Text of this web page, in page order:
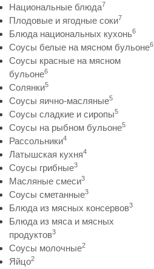
Национальные блюда7
Плодовые и ягодные соки7
Блюда национальных кухонь6
Соусы белые на мясном бульоне6
Соусы красные на мясном
бульоне6
Солянки5
Соусы яично-масляные5
Соусы сладкие и сиропы5
Соусы на рыбном бульоне5
Рассольники4
Латышская кухня4
Соусы грибные3
Масляные смеси3
Соусы сметанные3
Блюда из мясных консервов3
Блюда из мяса и мясных
продуктов3
Соусы молочные2
Яйцо2